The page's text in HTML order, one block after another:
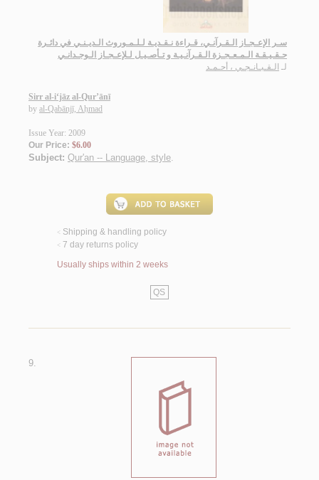
سـر الإعـجـاز الـقـرآنـي، قـراءة نـقـديـة لـلـمـوروث الـديـنـي في دائـرة
حـقـيـقـة الـمـعـجـزة الـقـرآنـيـة و تـأصـيـل لـلإعـجـاز الـوجـدانـي
لـ الـقـبـانـجـي ، أحـمـد
Sirr al-i‘jāz al-Qur’ānī
by al-Qabānjī, Aḥmad
Issue Year: 2009
Our Price: $6.00
Subject: Qur'an -- Language, style.
< Shipping & handling policy
< 7 day returns policy
Usually ships within 2 weeks
QS
9.